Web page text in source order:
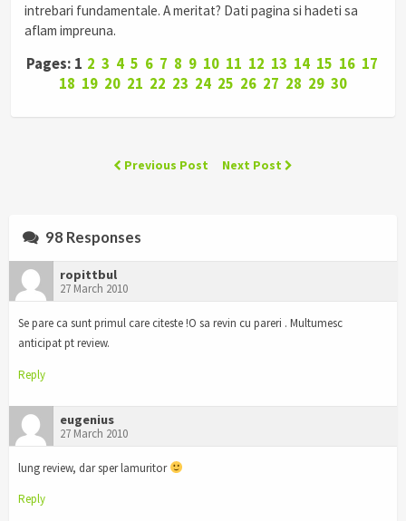
intrebari fundamentale. A meritat? Dati pagina si hadeti sa
aflam impreuna.
Pages: 1 2 3 4 5 6 7 8 9 10 11 12 13 14 15 16 17
18 19 20 21 22 23 24 25 26 27 28 29 30
Previous Post Next Post
98 Responses
ropittbul
27 March 2010
Se pare ca sunt primul care citeste !O sa revin cu pareri . Multumesc
anticipat pt review.
Reply
eugenius
27 March 2010
lung review, dar sper lamuritor
Reply